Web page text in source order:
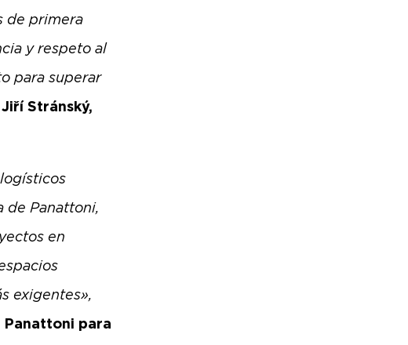
de primera
y respeto al
para superar
Jiří Stránský,
de Panattoni,
en
exigentes»,
Panattoni para